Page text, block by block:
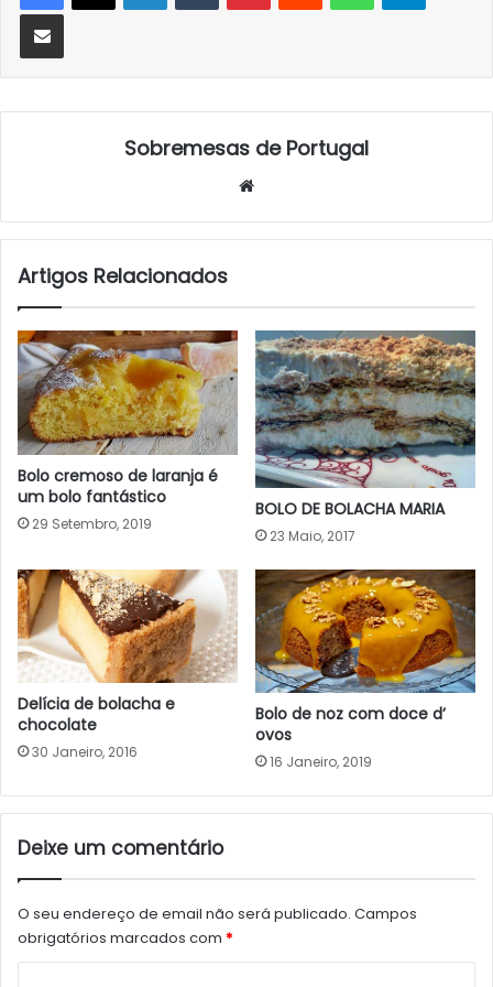
Partilhar Via Email
Sobremesas de Portugal
Artigos Relacionados
Bolo cremoso de laranja é
um bolo fantástico
29 Setembro, 2019
BOLO DE BOLACHA MARIA
23 Maio, 2017
Delícia de bolacha e
chocolate
30 Janeiro, 2016
Bolo de noz com doce d’
ovos
16 Janeiro, 2019
Deixe um comentário
O seu endereço de email não será publicado. Campos
obrigatórios marcados com *